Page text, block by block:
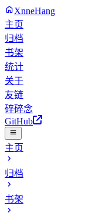
XnneHang
主页
归档
书架
统计
关于
友链
碎碎念
GitHub
主页
归档
书架